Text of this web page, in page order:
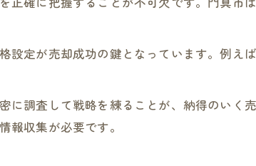
産と比較する選択基準の考え方
対応で選ぶ不動産売却の安心感
定が売却成功の鍵となっています。例え
調査して戦略を練ることが、納得のいく
報収集が必要です。